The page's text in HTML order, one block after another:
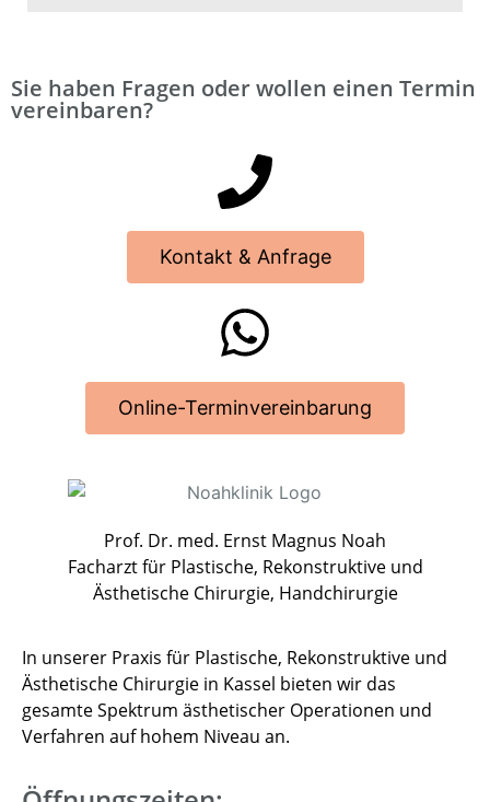
Sie haben Fragen oder wollen einen Termin
vereinbaren?
Kontakt & Anfrage
Online-Terminvereinbarung
Prof. Dr. med. Ernst Magnus Noah
Facharzt für Plastische, Rekonstruktive und
Ästhetische Chirurgie, Handchirurgie
In unserer Praxis für Plastische, Rekonstruktive und
Ästhetische Chirurgie in Kassel bieten wir das
gesamte Spektrum ästhetischer Operationen und
Verfahren auf hohem Niveau an.